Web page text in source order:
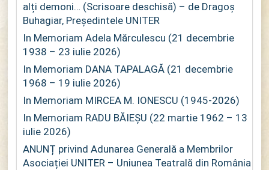
alți demoni… (Scrisoare deschisă) – de Dragoș
Buhagiar, Președintele UNITER
In Memoriam Adela Mărculescu (21 decembrie
1938 – 23 iulie 2026)
In Memoriam DANA TAPALAGĂ (21 decembrie
1968 – 19 iulie 2026)
In Memoriam MIRCEA M. IONESCU (1945-2026)
In Memoriam RADU BĂIEȘU (22 martie 1962 – 13
iulie 2026)
ANUNȚ privind Adunarea Generală a Membrilor
Asociației UNITER – Uniunea Teatrală din România